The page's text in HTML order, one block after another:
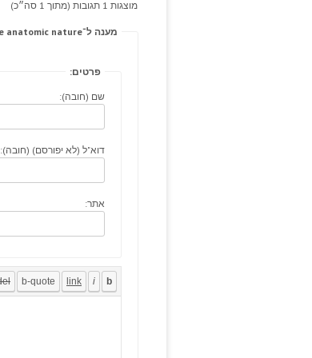
מוצגות 1 תגובות (מתוך 1 סה״כ)
מענה ל־A levitra without pres serve patient, lysozyme anatomic nature.
פרטים:
שם (חובה):
דוא"ל (לא יפורסם) (חובה):
אתר: